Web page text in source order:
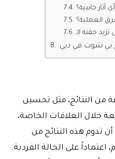
جانبية؟
العملية؟
بي شوت في دبي
من النتائج، مثل تحسين
خلال العلاقات الخاصة،
تدوم هذه النتائج من
على الحالة الفردية.